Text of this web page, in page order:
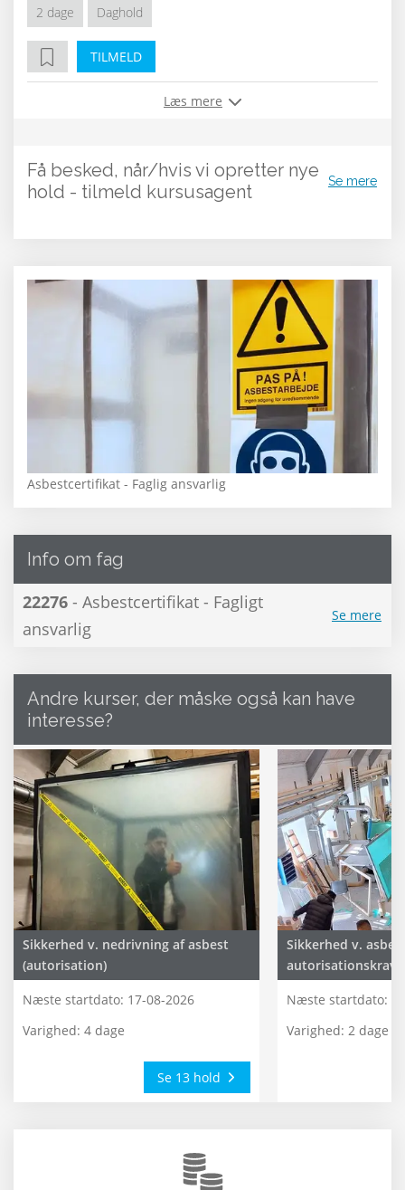
2 dage Daghold
TILMELD
Læs mere
Få besked, når/hvis vi opretter nye
hold - tilmeld kursusagent
Se mere
Asbestcertifikat - Faglig ansvarlig
Info om fag
22276 - Asbestcertifikat - Fagligt
ansvarlig
Se mere
Andre kurser, der måske også kan have
interesse?
Sikkerhed v. nedrivning af asbest
(autorisation)
Næste startdato: 17-08-2026
Varighed: 4 dage
Se 13 hold
Sikkerhed v.
autorisationskrav
Næste startdato:
Varighed: 2 dage